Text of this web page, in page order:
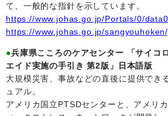
て、一般的な指針を示しています。
https://www.johas.go.jp/Portals/0/
https://www.johas.go.jp/
●兵庫県こころのケアセンター 「サイコ
エイド実施の手引き 第2版」日本語版
大規模災害、事故などの直後に提供でき
ュアル。
アメリカ国立PTSDセンターと、アメリ